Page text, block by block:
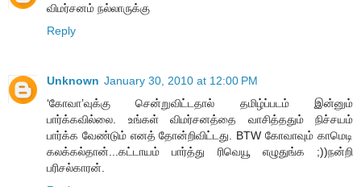
விமர்சனம் நல்லாருக்கு
Reply
Unknown January 30, 2010 at 12:00 PM
‘கோவா’வுக்கு சென்றுவிட்டதால் தமிழ்ப்படம் இன்னும்
பார்க்கவில்லை. உங்கள் விமர்சனத்தை வாசித்ததும் நிச்சயம்
பார்க்க வேண்டும் எனத் தோன்றிவிட்டது. BTW கோவாவும் காமெடி
கலக்கல்தான்...கட்டாயம் பார்த்து ரிவெயூ எழுதுங்க ;))நன்றி
பரிசல்காரன்.